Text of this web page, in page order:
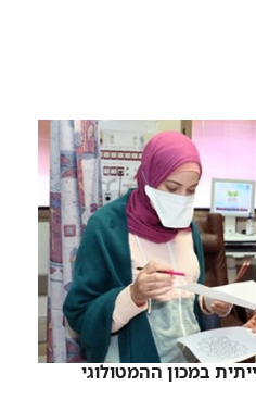
במכון ההמטולוגי